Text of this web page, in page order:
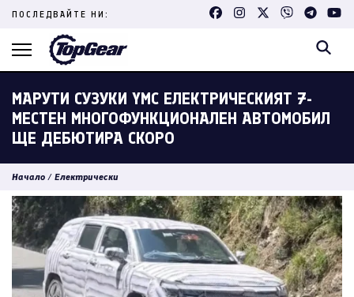
Skip
content
ПОСЛЕДВАЙТЕ НИ:
МАРУТИ СУЗУКИ YMC ЕЛЕКТРИЧЕСКИЯТ 7-
МЕСТЕН МНОГОФУНКЦИОНАЛЕН АВТОМОБИЛ
ЩЕ ДЕБЮТИРА СКОРО
Начало / Електрически